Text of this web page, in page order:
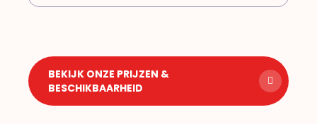
BEKIJK ONZE PRIJZEN &
BESCHIKBAARHEID